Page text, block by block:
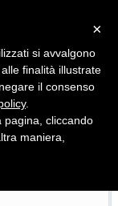
con
×
si avvalgono
finalità illustrate
il consenso
.
pagina, cliccando
maniera,